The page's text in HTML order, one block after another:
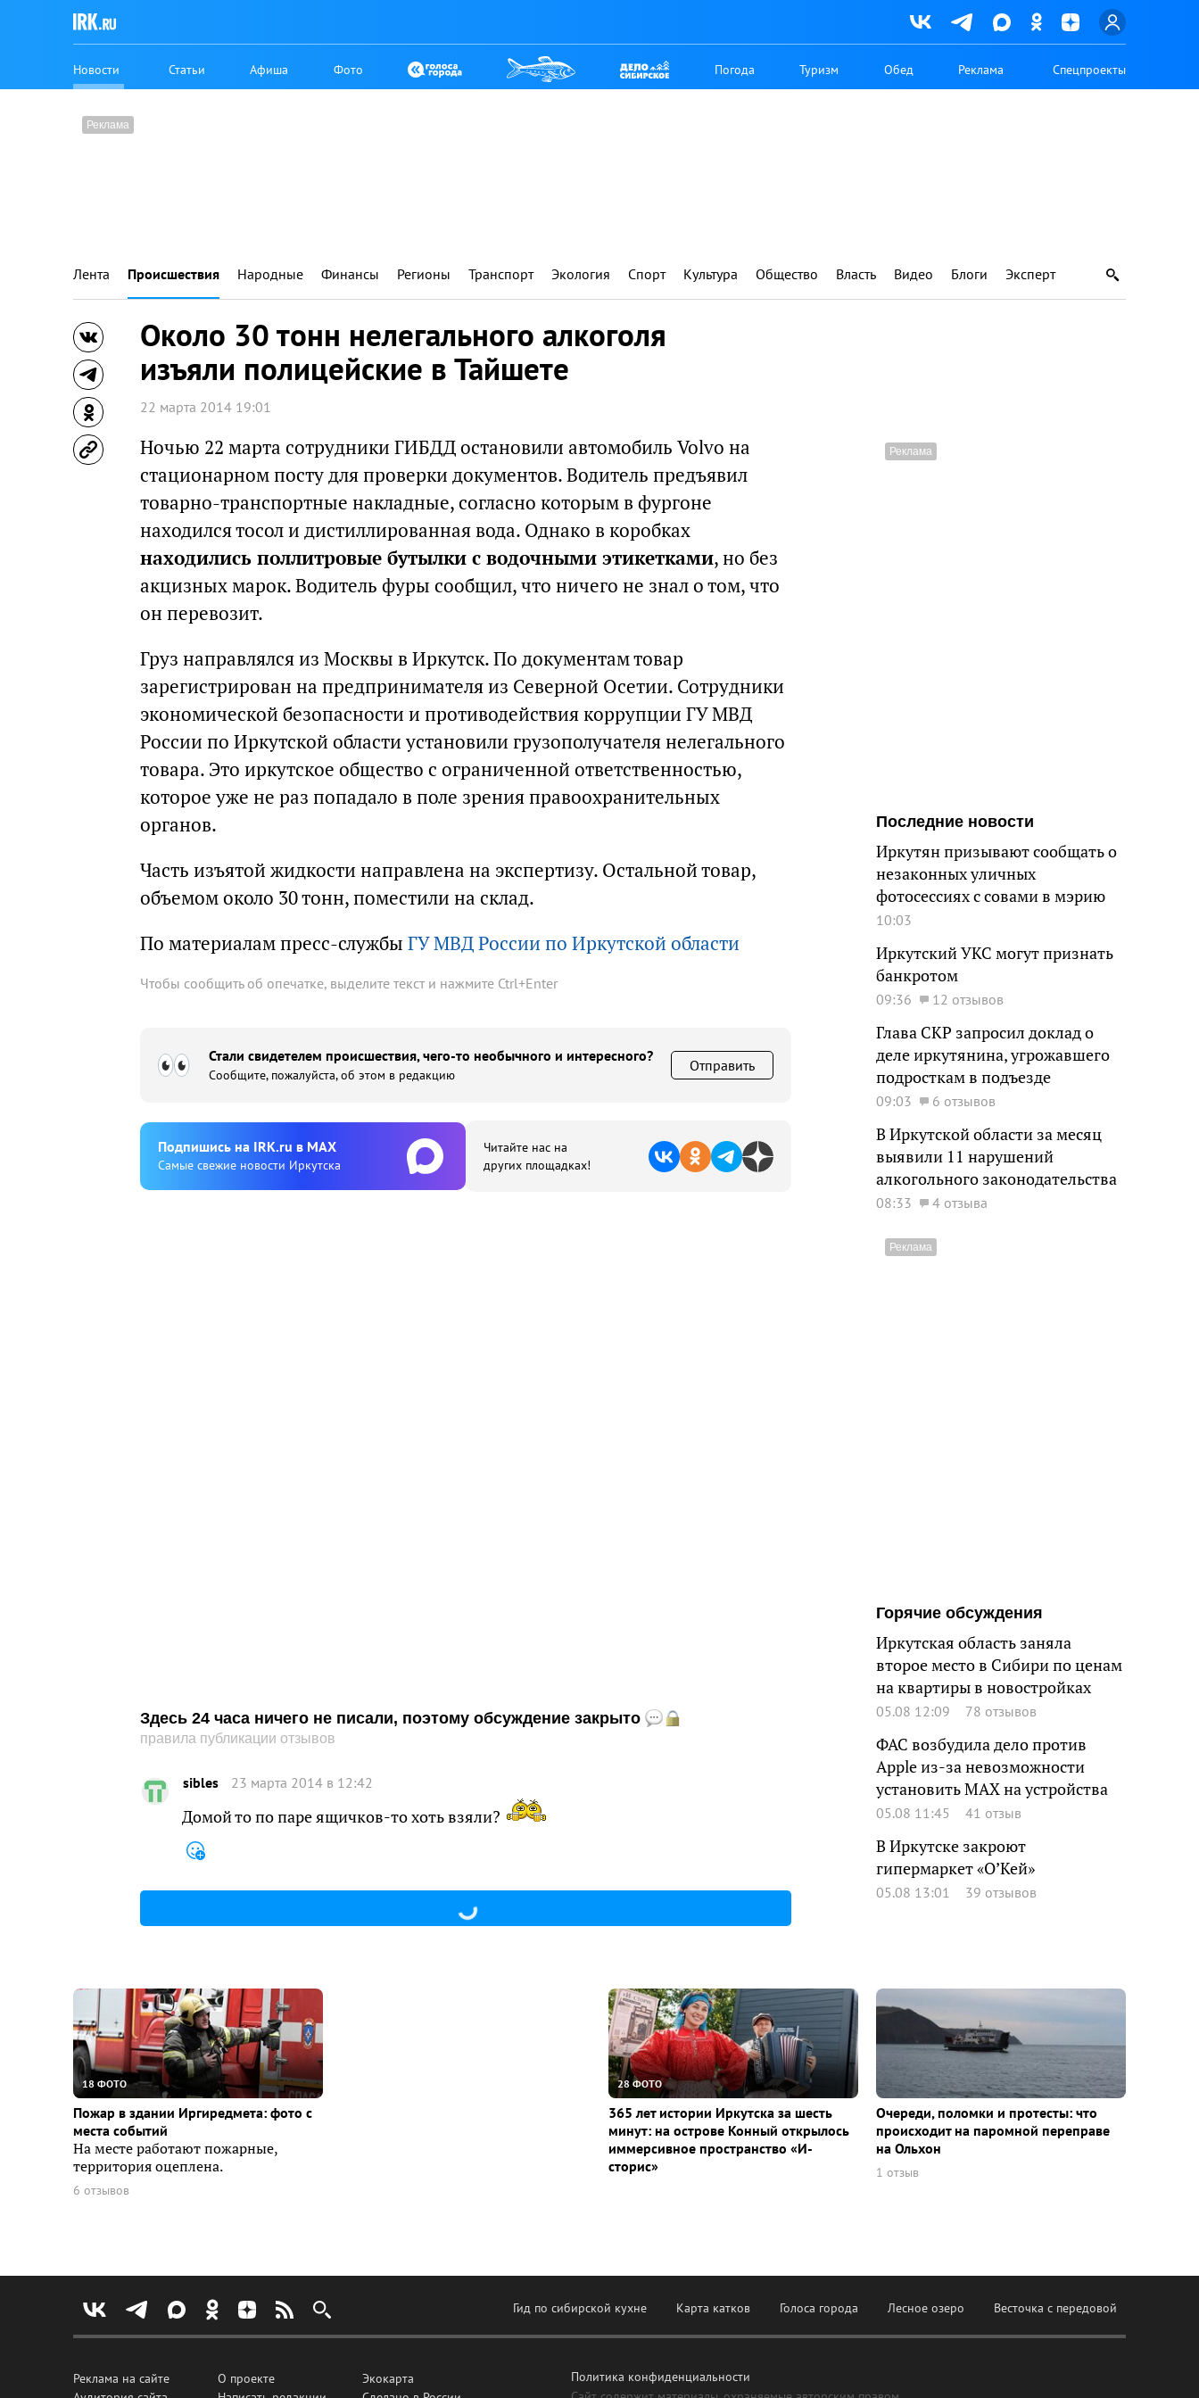
Новости Статьи Афиша Фото Погода Туризм Обед Реклама Спецпроекты
Лента Происшествия Народные Финансы Регионы Транспорт Экология Спорт Культура Общество Власть Видео Блоги Эксперт
Около 30 тонн нелегального алкоголя
изъяли полицейские в Тайшете
22 марта 2014 19:01
Ночью 22 марта сотрудники ГИБДД остановили автомобиль Volvo на
стационарном посту для проверки документов. Водитель предъявил
товарно-транспортные накладные, согласно которым в фургоне
находился тосол и дистиллированная вода. Однако в коробках
находились поллитровые бутылки с водочными этикетками, но без
акцизных марок. Водитель фуры сообщил, что ничего не знал о том, что
он перевозит.
Груз направлялся из Москвы в Иркутск. По документам товар
зарегистрирован на предпринимателя из Северной Осетии. Сотрудники
экономической безопасности и противодействия коррупции ГУ МВД
России по Иркутской области установили грузополучателя нелегального
товара. Это иркутское общество с ограниченной ответственностью,
которое уже не раз попадало в поле зрения правоохранительных
органов.
Часть изъятой жидкости направлена на экспертизу. Остальной товар,
объемом около 30 тонн, поместили на склад.
По материалам пресс-службы ГУ МВД России по Иркутской области
Чтобы сообщить об опечатке, выделите текст и нажмите Ctrl+Enter
Стали свидетелем происшествия, чего-то необычного и интересного?
Сообщите, пожалуйста, об этом в редакцию
Отправить
Подпишиcь на IRK.ru в MAX
Cамые свежие новости Иркутска
Читайте нас на
других площадках!
Здесь 24 часа ничего не писали, поэтому обсуждение закрыто
правила публикации отзывов
sibles 23 марта 2014 в 12:42
Домой то по паре ящичков-то хоть взяли?
Последние новости
Иркутян призывают сообщать о
незаконных уличных
фотосессиях с совами в мэрию
10:03
Иркутский УКС могут признать
банкротом
09:36 12 отзывов
Глава СКР запросил доклад о
деле иркутянина, угрожавшего
подросткам в подъезде
09:03 6 отзывов
В Иркутской области за месяц
выявили 11 нарушений
алкогольного законодательства
08:33 4 отзыва
Горячие обсуждения
Иркутская область заняла
второе место в Сибири по ценам
на квартиры в новостройках
05.08 12:09 78 отзывов
ФАС возбудила дело против
Apple из-за невозможности
установить MAX на устройства
05.08 11:45 41 отзыв
В Иркутске закроют
гипермаркет «О’Кей»
05.08 13:01 39 отзывов
18 ФОТО
Пожар в здании Иргиредмета: фото с
места событий
На месте работают пожарные,
территория оцеплена.
6 отзывов
28 ФОТО
365 лет истории Иркутска за шесть
минут: на острове Конный открылось
иммерсивное пространство «И-
сторис»
Очереди, поломки и протесты: что
происходит на паромной переправе
на Ольхон
1 отзыв
Гид по сибирской кухне Карта катков Голоса города Лесное озеро Весточка с передовой
Реклама на сайте
О проекте
Экокарта
Политика конфиденциальности